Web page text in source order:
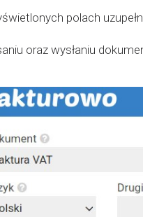
polach
oraz wysłaniu